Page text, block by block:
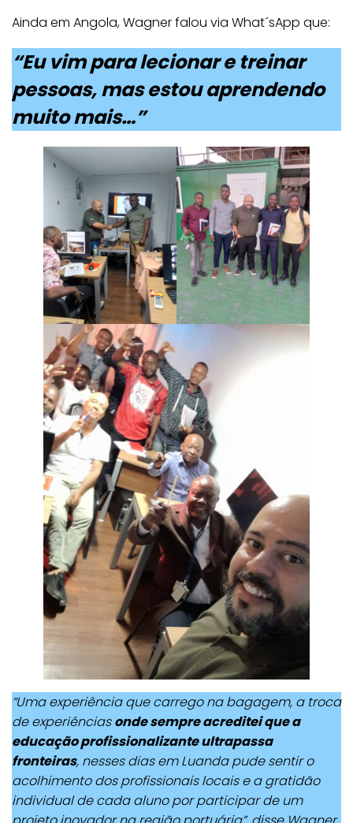
Ainda em Angola, Wagner falou via What´sApp que:
“Eu vim para lecionar e treinar
pessoas, mas estou aprendendo
muito mais…”
“Uma experiência que carrego na bagagem, a troca
de experiênciasonde sempre acreditei que a
educação profissionalizante ultrapassa
fronteiras, nesses dias em Luanda pude sentir o
acolhimento dos profissionais locais e a gratidão
individual de cada aluno por participar de um